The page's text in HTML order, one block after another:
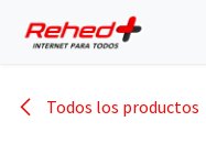
Todos los productos